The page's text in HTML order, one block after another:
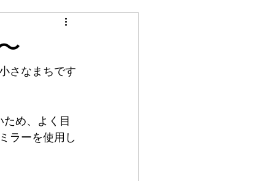
山梨県
兵庫県 奈良県
さなまちです
め、よく目
ラーを使用し